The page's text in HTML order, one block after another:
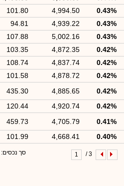
0.43%
4,994.50
101.80
0.43%
4,939.22
94.81
0.43%
5,002.16
107.88
0.42%
4,872.35
103.35
0.42%
4,837.74
108.74
0.42%
4,878.72
101.58
0.42%
4,885.65
435.30
0.42%
4,920.74
120.44
0.41%
4,705.79
459.73
0.40%
4,668.41
101.99
3 /
1 סך נכסים: 1,242,028.09